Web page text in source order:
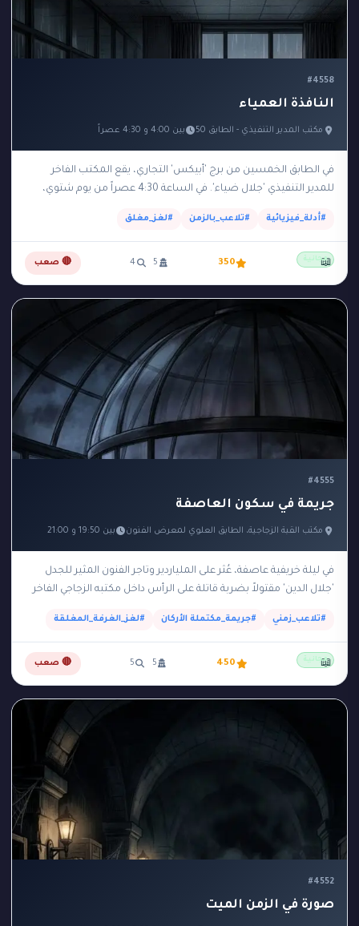
#4558
النافذة العمياء
مكتب المدير التنفيذي - الطابق 50 بين 4:00 و 4:30 عصراً
في الطابق الخمسين من برج 'أبيكس' التجاري، يقع المكتب الفاخر
للمدير التنفيذي 'جلال ضياء'. في الساعة 4:30 عصراً من يوم شتوي،
#أدلة_فيزيائية #تلاعب_بالزمن #لغز_مغلق
مجانية 350
5
4 🔴 صعب 📖
#4555
جريمة في سكون العاصفة
مكتب القبة الزجاجية، الطابق العلوي لمعرض الفنون بين 19:50 و 21:00
في ليلة خريفية عاصفة، عُثر على الملياردير وتاجر الفنون المثير للجدل
'جلال الدين' مقتولاً بضربة قاتلة على الرأس داخل مكتبه الزجاجي الفاخر
#تلاعب_زمني #جريمة_مكتملة الأركان #لغز_الغرفة_المغلقة
مجانية 450
5
5 🔴 صعب 📖
#4552
صورة في الزمن الميت